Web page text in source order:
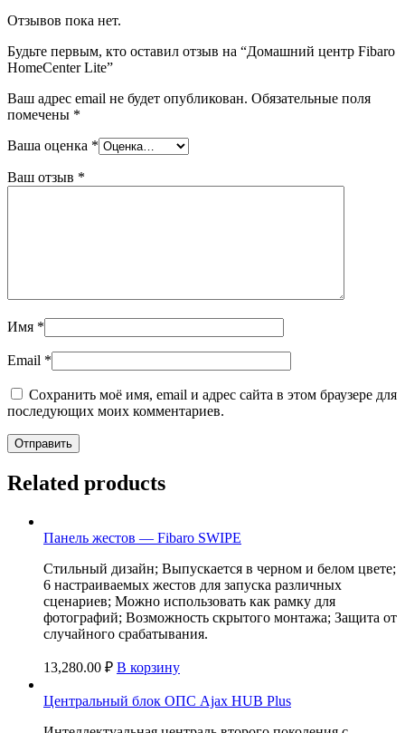
Отзывов пока нет.
Будьте первым, кто оставил отзыв на “Домашний центр Fibaro
HomeCenter Lite”
Ваш адрес email не будет опубликован. Обязательные поля
помечены *
Ваша оценка *
Ваш отзыв *
Имя *
Email *
Сохранить моё имя, email и адрес сайта в этом браузере для
последующих моих комментариев.
Related products
Панель жестов — Fibaro SWIPE
Стильный дизайн; Выпускается в черном и белом цвете;
6 настраиваемых жестов для запуска различных
сценариев; Можно использовать как рамку для
фотографий; Возможность скрытого монтажа; Защита от
случайного срабатывания.
13,280.00 ₽ В корзину
Центральный блок ОПС Ajax HUB Plus